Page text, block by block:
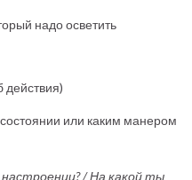
надо осветить
действия)
или каким манером
/ На какой ты